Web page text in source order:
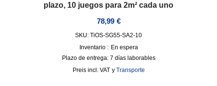
plazo, 10 juegos para 2m² cada uno
78,99 €
SKU: TiOS-SG55-SA2-10
Inventario : En espera
Plazo de entrega: 7 días laborables
incl. VAT y Transporte